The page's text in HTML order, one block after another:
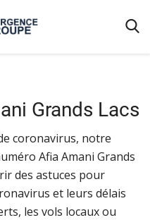
Grands Lacs
coronavirus, notre
Afia Amani Grands
des astuces pour
et leurs délais
les vols locaux ou